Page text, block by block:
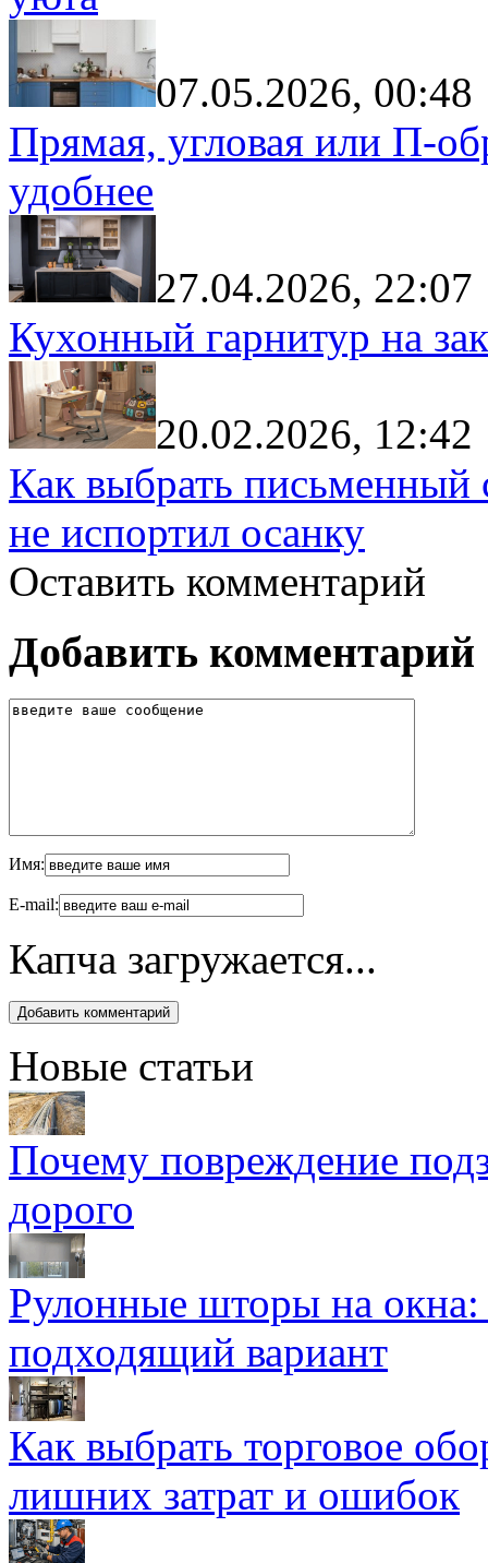
07.05.2026, 00:48
Прямая, угловая или П-
удобнее
27.04.2026, 22:07
Кухонный гарнитур на
20.02.2026, 12:42
Как выбрать письменный
не испортил осанку
Оставить комментарий
Добавить комментарий
Имя:
E-mail:
Капча загружается...
Новые статьи
Почему повреждение
дорого
Рулонные шторы на
подходящий вариант
Как выбрать торговое
лишних затрат и ошибок